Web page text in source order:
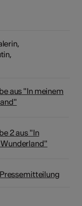
aus "In meinem
2 aus "In